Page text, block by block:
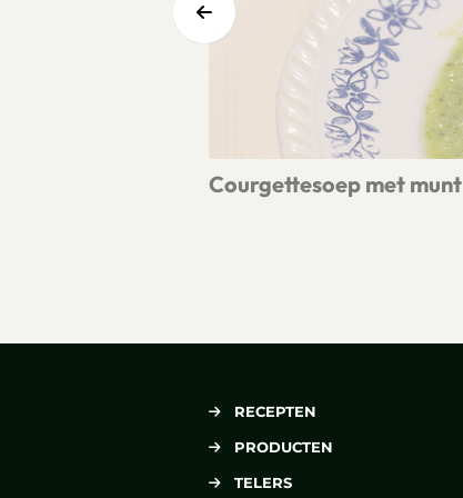
Courgettesoep met munt
RECEPTEN
PRODUCTEN
TELERS